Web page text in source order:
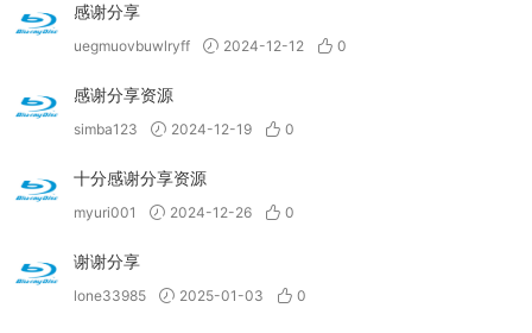
感谢分享
uegmuovbuwlryff 2024-12-12 0
感谢分享资源
simba123 2024-12-19 0
十分感谢分享资源
myuri001 2024-12-26 0
谢谢分享
lone33985 2025-01-03 0